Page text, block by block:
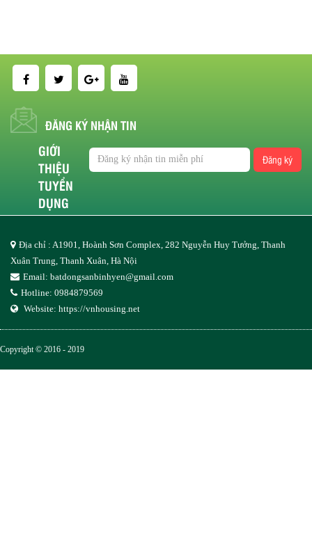
ĐĂNG KÝ NHẬN TIN
Đăng ký
GIỚI
THIỆU
TUYỂN
DỤNG
Địa chỉ : A1901, Hoành Sơn Complex, 282 Nguyễn Huy Tưởng, Thanh
Xuân Trung, Thanh Xuân, Hà Nội
Email: batdongsanbinhyen@gmail.com
Hotline: 0984879569
Website: https://vnhousing.net
Copyright © 2016 - 2019